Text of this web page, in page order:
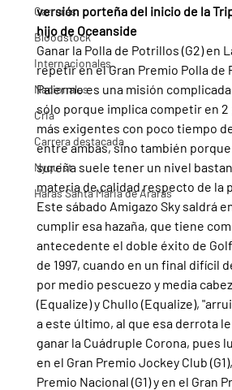
Carreras
Bloodstock
Internacionales
Nacionales
Cria
Carrera destacada
Nyquist
Haras Santa Maria de Araras
versión porteña del inicio de la
hijo de Oceanside
Ganar la Polla de Potrillos (G2) en
repetir en el Gran Premio Polla de
Palermo es una misión
sólo porque implica competir en 2
más exigentes con poco tiempo
entre ambas, sino también
sureña suele tener un nivel
materia de calidad respecto de la
Este sábado Amigazo Sky saldrá
cumplir esa hazaña, que tiene
antecedente el doble éxito de
de 1997, cuando en un final difícil
por medio pescuezo y media
(Equalize) y Chullo (Equalize),
a este último, al que esa derrota
ganar la Cuádruple Corona, pues
en el Gran Premio Jockey Club
Premio Nacional (G1) y en el Gran